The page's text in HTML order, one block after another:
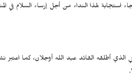
استجابة لهذا النداء من أجل إرساء السلام في
الذي أطلقه القائد عبد الله أوجلان، كما اعتبر